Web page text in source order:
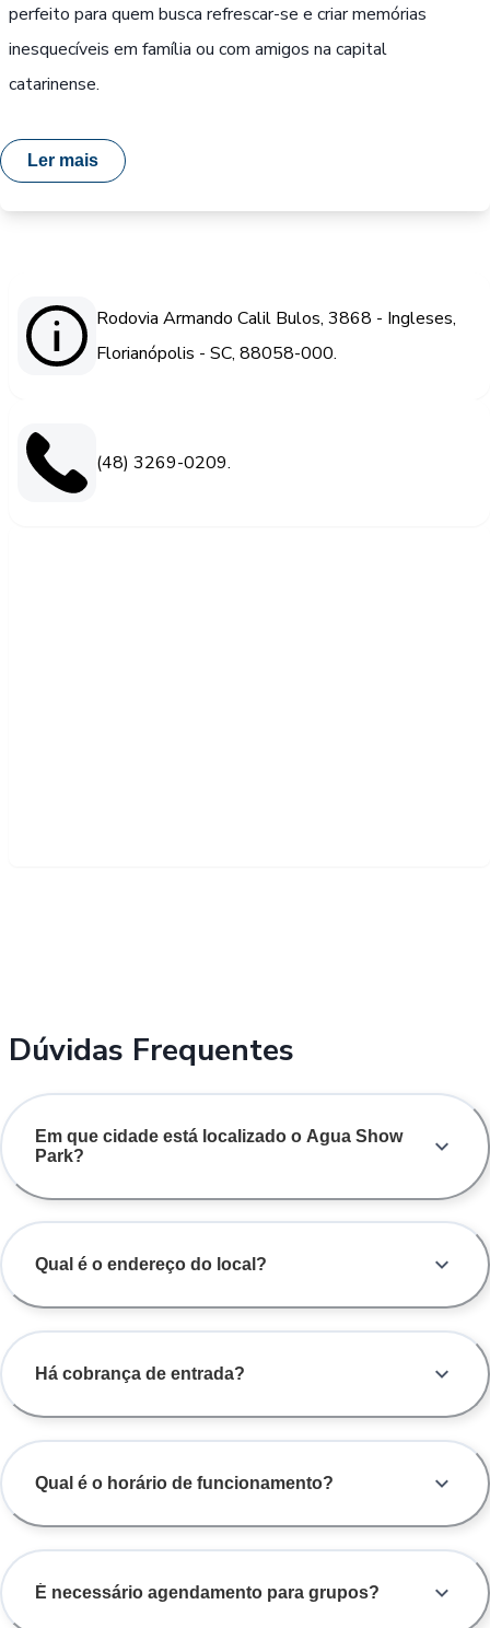
perfeito para quem busca refrescar-se e criar memórias
inesquecíveis em família ou com amigos na capital
catarinense.
Ler mais
Rodovia Armando Calil Bulos, 3868 - Ingleses,
Florianópolis - SC, 88058-000.
(48) 3269-0209.
Dúvidas Frequentes
Em que cidade está localizado o Agua Show
Park?
Qual é o endereço do local?
Há cobrança de entrada?
Qual é o horário de funcionamento?
É necessário agendamento para grupos?